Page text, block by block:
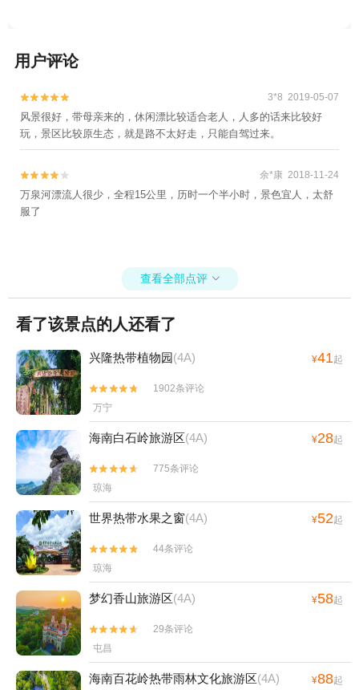
用户评论

 3*8 2019-05-07
风景很好，带母亲来的，休闲漂比较适合老人，人多的话来比较好
玩，景区比较原生态，就是路不太好走，只能自驾过来。

 余*康 2018-11-24
万泉河漂流人很少，全程15公里，历时一个半小时，景色宜人，太舒
服了
查看全部点评 
看了该景点的人还看了
兴隆热带植物园(4A) ¥41起


1902条评论
万宁
海南白石岭旅游区(4A) ¥28起


775条评论
琼海
世界热带水果之窗(4A) ¥52起


44条评论
琼海
梦幻香山旅游区(4A) ¥58起


29条评论
屯昌
海南百花岭热带雨林文化旅游区(4A) ¥88起